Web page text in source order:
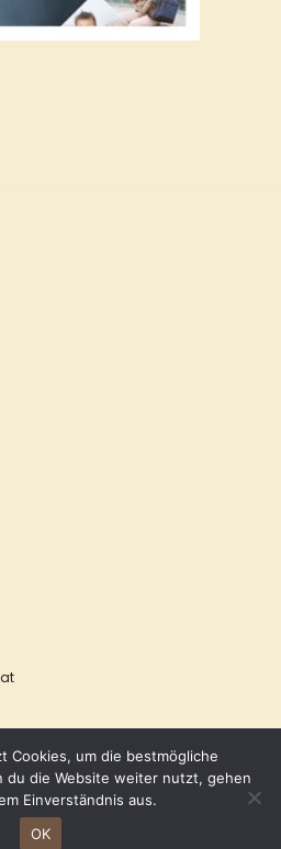
© ESCLUSIVA
Cookies, um die bestmögliche
du die Website weiter nutzt, gehen
Einverständnis aus.
OK